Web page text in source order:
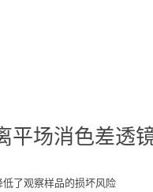
平场消色差透
了观察样品的损坏风险